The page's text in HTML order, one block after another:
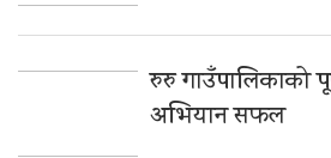
रुरु गाउँपालिकाको
अभियान सफल